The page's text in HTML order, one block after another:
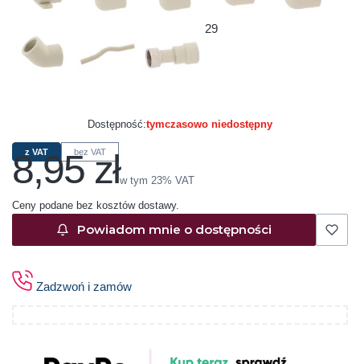
29
Dostępność:tymczasowo niedostępny
z VAT bez VAT
Cena
8,95 złw tym 23% VAT
w tym 23% VAT
Ceny podane bez kosztów dostawy.
Powiadom mnie o dostępności
Zadzwoń i zamów